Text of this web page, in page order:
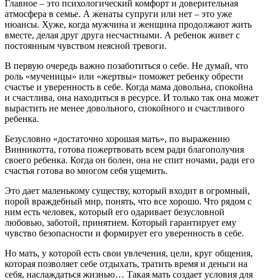
Главное – это психологический комфорт и доверительная
атмосфера в семье. А женаты супруги или нет – это уже
нюансы. Хуже, когда мужчина и женщина продолжают жить
вместе, делая друг друга несчастными. А ребенок живет с
постоянным чувством неясной тревоги.
В первую очередь важно позаботиться о себе. Не думай, что
роль «мученицы» или «жертвы» поможет ребенку обрести
счастье и уверенность в себе. Когда мама довольна, спокойна
и счастлива, она находиться в ресурсе. И только так она может
вырастить не менее довольного, спокойного и счастливого
ребенка.
Безусловно «достаточно хорошая мать», по выражению
Винникотта, готова пожертвовать всем ради благополучия
своего ребенка. Когда он болен, она не спит ночами, ради его
счастья готова во многом себя ущемить.
Это дает маленькому существу, который входит в огромный,
порой враждебный мир, понять, что все хорошо. Что рядом с
ним есть человек, который его одаривает безусловной
любовью, заботой, принятием. Который гарантирует ему
чувство безопасности и формирует его уверенность в себе.
Но мать, у которой есть свои увлечения, цели, круг общения,
которая позволяет себе отдыхать, тратить время и деньги на
себя, наслаждаться жизнью… Такая мать создает условия для